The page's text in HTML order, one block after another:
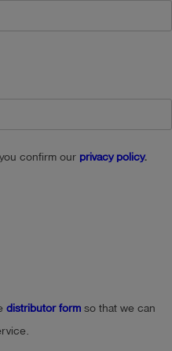
confirm our privacy policy.
distributor form so that we can